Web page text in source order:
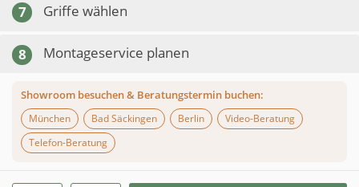
7 Griffe wählen
8 Montageservice planen
Showroom besuchen & Beratungstermin buchen:
München
Bad Säckingen Berlin
Video-Beratung
Telefon-Beratung